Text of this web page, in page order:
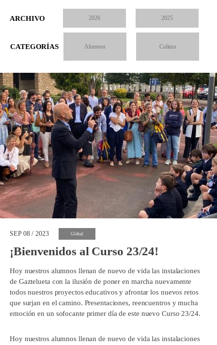
ARCHIVO 2026 2025
CATEGORÍAS Alumnos Cultura
SEP 08 / 2023 Global
¡Bienvenidos al Curso 23/24!
Hoy nuestros alumnos llenan de nuevo de vida las instalaciones
de Gaztelueta con la ilusión de poner en marcha nuevamente
todos nuestros proyectos educativos y afrontar los nuevos retos
que surjan en el camino. Presentaciones, reencuentros y mucha
emoción en un sofocante primer día de este nuevo Curso 23/24.
Hoy nuestros alumnos llenan de nuevo de vida las instalaciones